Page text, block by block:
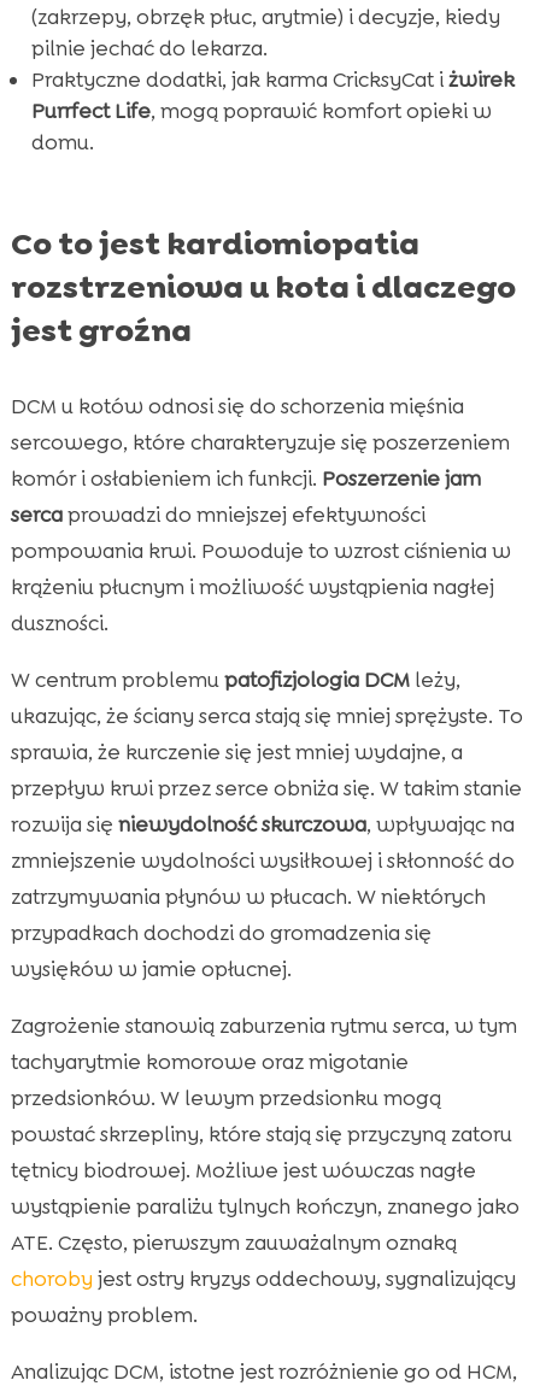
(zakrzepy, obrzęk płuc, arytmie) i decyzje, kiedy
pilnie jechać do lekarza.
Praktyczne dodatki, jak karma CricksyCat iżwirek
Purrfect Life, mogą poprawić komfort opieki w
domu.
Co to jest kardiomiopatia
rozstrzeniowa u kota i dlaczego
jest groźna
DCM u kotów odnosi się do schorzenia mięśnia
sercowego, które charakteryzuje się poszerzeniem
komór i osłabieniem ich funkcji. Poszerzenie jam
sercaprowadzi do mniejszej efektywności
pompowania krwi. Powoduje to wzrost ciśnienia w
krążeniu płucnym i możliwość wystąpienia nagłej
duszności.
W centrum problemupatofizjologia DCMleży,
ukazując, że ściany serca stają się mniej sprężyste. To
sprawia, że kurczenie się jest mniej wydajne, a
przepływ krwi przez serce obniża się. W takim stanie
rozwija się niewydolność skurczowa, wpływając na
zmniejszenie wydolności wysiłkowej i skłonność do
zatrzymywania płynów w płucach. W niektórych
przypadkach dochodzi do gromadzenia się
wysięków w jamie opłucnej.
Zagrożenie stanowią zaburzenia rytmu serca, w tym
tachyarytmie komorowe oraz migotanie
przedsionków. W lewym przedsionku mogą
powstać skrzepliny, które stają się przyczyną zatoru
tętnicy biodrowej. Możliwe jest wówczas nagłe
wystąpienie paraliżu tylnych kończyn, znanego jako
ATE. Często, pierwszym zauważalnym oznaką
choroby jest ostry kryzys oddechowy, sygnalizujący
poważny problem.
Analizując DCM, istotne jest rozróżnienie go od HCM,